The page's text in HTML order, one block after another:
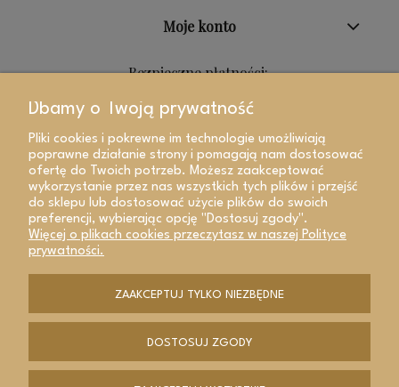
Moje konto
Bezpieczne płatności:
Dbamy o Twoją prywatność
Pliki cookies i pokrewne im technologie umożliwiają
poprawne działanie strony i pomagają nam dostosować
ofertę do Twoich potrzeb. Możesz zaakceptować
wykorzystanie przez nas wszystkich tych plików i przejść
do sklepu lub dostosować użycie plików do swoich
preferencji, wybierając opcję "Dostosuj zgody".
Więcej o plikach cookies przeczytasz w naszej Polityce
prywatności.
ZAAKCEPTUJ TYLKO NIEZBĘDNE
DOSTOSUJ ZGODY